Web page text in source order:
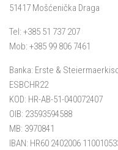
51417 Mošćenička Draga
Tel: +385 51 737 207
Mob: +385 99 806 7461
Banka: Erste &
ESBCHR22
KOD: HR-AB-51-040072407
OIB: 23593594588
MB: 3970841
IBAN: HR60 2402006